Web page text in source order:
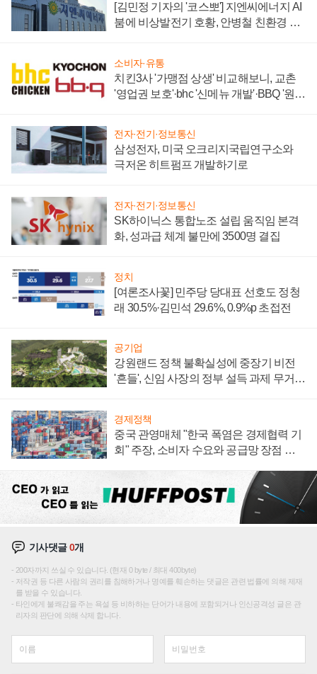
[김민정 기자의 '코스뽀'] 지엔씨에너지 AI
붐에 비상발전기 호황, 안병철 친환경 에
소비자·유통
치킨3사 '가맹점 상생' 비교해보니, 교촌
'영업권 보호'·bhc '신메뉴 개발'·BBQ '원가
전자·전기·정보통신
삼성전자, 미국 오크리지국립연구소와
극저온 히트펌프 개발하기로
전자·전기·정보통신
SK하이닉스 통합노조 설립 움직임 본격
화, 성과급 체계 불만에 3500명 결집
정치
[여론조사꽃] 민주당 당대표 선호도 정청
래 30.5%·김민석 29.6%, 0.9%p 초접전
공기업
강원랜드 정책 불확실성에 중장기 비전
'흔들', 신임 사장의 정부 설득 과제 무거워
경제정책
중국 관영매체 "한국 폭염은 경제협력 기
회" 주장, 소비자 수요와 공급망 장점 강
기사댓글0개
200자까지 쓰실 수 있습니다. (현재 0 byte / 최대 400byte)
저작권 등 다른 사람의 권리를 침해하거나 명예를 훼손하는 댓글은 관련 법률에 의해 제재
를 받을 수 있습니다.
타인에게 불쾌감을 주는 욕설 등 비하하는 단어가 내용에 포함되거나 인신공격성 글은 관
리자의 판단에 의해 삭제 합니다.